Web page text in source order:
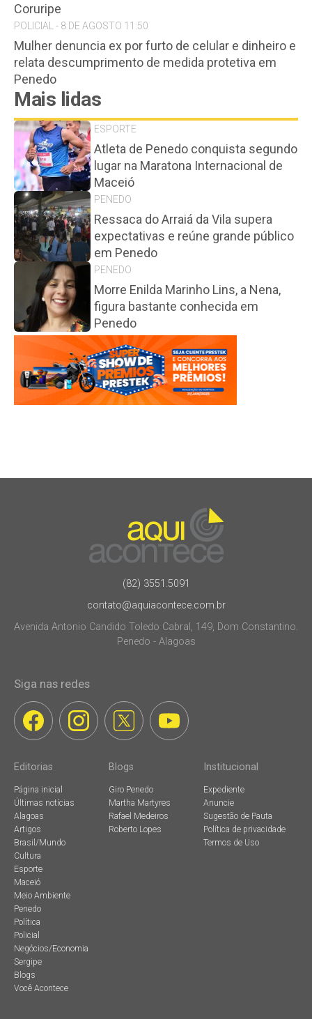
Coruripe
POLICIAL - 8 DE AGOSTO 11:50
Mulher denuncia ex por furto de celular e dinheiro e
relata descumprimento de medida protetiva em
Penedo
Mais lidas
ESPORTE
Atleta de Penedo conquista segundo
lugar na Maratona Internacional de
Maceió
PENEDO
Ressaca do Arraiá da Vila supera
expectativas e reúne grande público
em Penedo
PENEDO
Morre Enilda Marinho Lins, a Nena,
figura bastante conhecida em
Penedo
(82) 3551.5091
contato@aquiacontece.com.br
Avenida Antonio Candido Toledo Cabral, 149, Dom Constantino.
Penedo - Alagoas
Siga nas redes
Editorias
Página inicial
Últimas notícias
Alagoas
Artigos
Brasil/Mundo
Cultura
Esporte
Maceió
Meio Ambiente
Penedo
Política
Policial
Negócios/Economia
Sergipe
Blogs
Você Acontece
Blogs
Giro Penedo
Martha Martyres
Rafael Medeiros
Roberto Lopes
Institucional
Expediente
Anuncie
Sugestão de Pauta
Política de privacidade
Termos de Uso